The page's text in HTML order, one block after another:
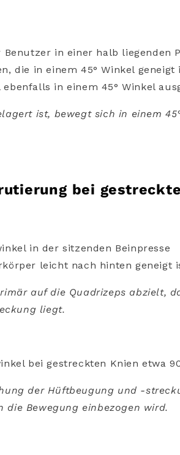
in einer halb liegenden
die in einem 45° Winkel geneigt
in einem 45° Winkel
ist, bewegt sich in einem
bei
in der sitzenden Beinpresse
leicht nach hinten geneigt
auf die Quadrizeps abzielt,
liegt.
bei gestreckten Knien etwa
der Hüftbeugung und -
Bewegung einbezogen wird.